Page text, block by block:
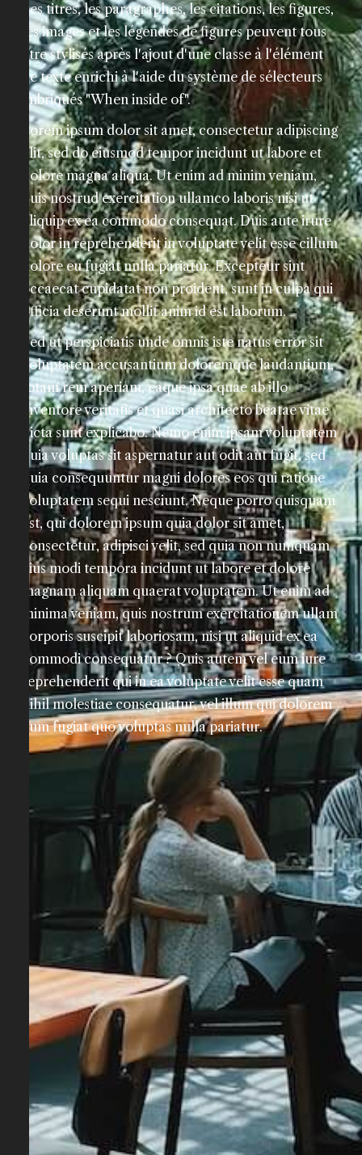
Les titres, les paragraphes, les citations, les figures,
les images et les légendes de figures peuvent tous
être stylisés après l'ajout d'une classe à l'élément
de texte enrichi à l'aide du système de sélecteurs
imbriqués "When inside of".
Lorem ipsum dolor sit amet, consectetur adipiscing
elit, sed do eiusmod tempor incidunt ut labore et
dolore magna aliqua. Ut enim ad minim veniam,
quis nostrud exercitation ullamco laboris nisi ut
aliquip ex ea commodo consequat. Duis aute irure
dolor in reprehenderit in voluptate velit esse cillum
dolore eu fugiat nulla pariatur. Excepteur sint
occaecat cupidatat non proident, sunt in culpa qui
officia deserunt mollit anim id est laborum.
Sed ut perspiciatis unde omnis iste natus error sit
voluptatem accusantium doloremque laudantium,
totam rem aperiam, eaque ipsa quae ab illo
inventore veritatis et quasi architecto beatae vitae
dicta sunt explicabo. Nemo enim ipsam voluptatem
quia voluptas sit aspernatur aut odit aut fugit, sed
quia consequuntur magni dolores eos qui ratione
voluptatem sequi nesciunt. Neque porro quisquam
est, qui dolorem ipsum quia dolor sit amet,
consectetur, adipisci velit, sed quia non numquam
eius modi tempora incidunt ut labore et dolore
magnam aliquam quaerat voluptatem. Ut enim ad
minima veniam, quis nostrum exercitationem ullam
corporis suscipit laboriosam, nisi ut aliquid ex ea
commodi consequatur ? Quis autem vel eum iure
reprehenderit qui in ea voluptate velit esse quam
nihil molestiae consequatur, vel illum qui dolorem
eum fugiat quo voluptas nulla pariatur.